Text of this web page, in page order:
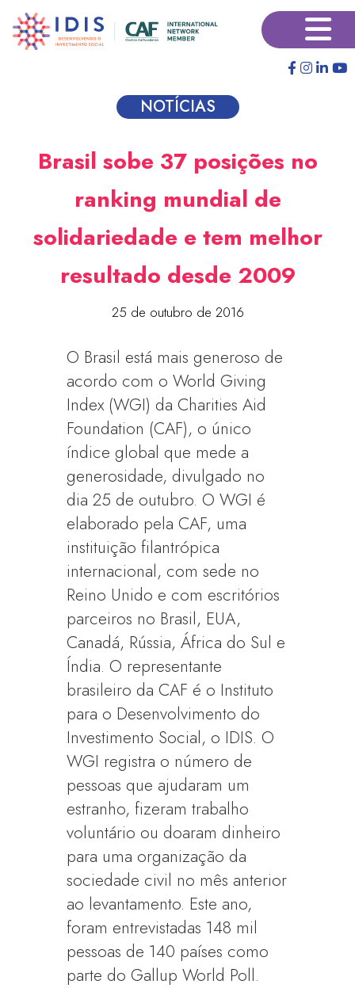
para
×
NOTÍCIAS
Brasil sobe 37 posições no
ranking mundial de
solidariedade e tem melhor
resultado desde 2009
25 de outubro de 2016
O Brasil está mais generoso de
acordo com o World Giving
Index (WGI) da Charities Aid
Foundation (CAF), o único
índice global que mede a
generosidade, divulgado no
dia 25 de outubro. O WGI é
elaborado pela CAF, uma
instituição filantrópica
internacional, com sede no
Reino Unido e com escritórios
parceiros no Brasil, EUA,
Canadá, Rússia, África do Sul e
Índia. O representante
brasileiro da CAF é o Instituto
para o Desenvolvimento do
Investimento Social, o IDIS. O
WGI registra o número de
pessoas que ajudaram um
estranho, fizeram trabalho
voluntário ou doaram dinheiro
para uma organização da
sociedade civil no mês anterior
ao levantamento. Este ano,
foram entrevistadas 148 mil
pessoas de 140 países como
parte do Gallup World Poll.